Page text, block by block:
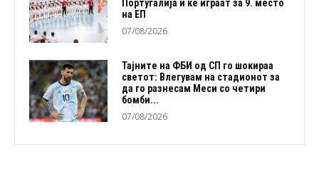
Португалија и ќе играат за 9. место
на ЕП
07/08/2026
Тајните на ФБИ од СП го шокираа
светот: Влегувам на стадионот за
да го разнесам Меси со четири
бомби...
07/08/2026